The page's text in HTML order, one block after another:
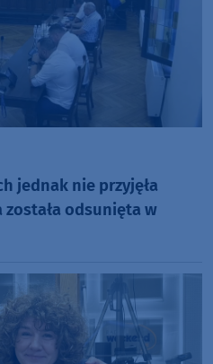
jednak nie przyjęła
została odsunięta w